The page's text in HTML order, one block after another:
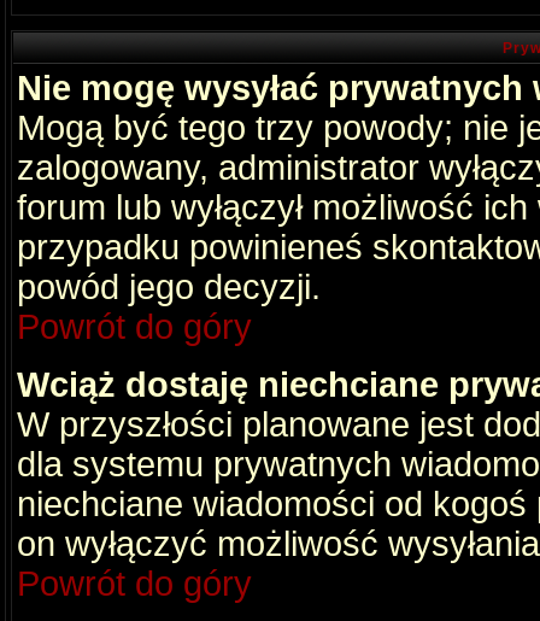
Nie mogę wysyłać
Mogą być tego trzy powody; nie
zalogowany, administrator
forum lub wyłączył możliwość
przypadku powinieneś
powód jego decyzji.
Powrót do góry
Wciąż dostaję niechciane
W przyszłości planowane jest
dla systemu prywatnych
niechciane wiadomości od
on wyłączyć możliwość
Powrót do góry